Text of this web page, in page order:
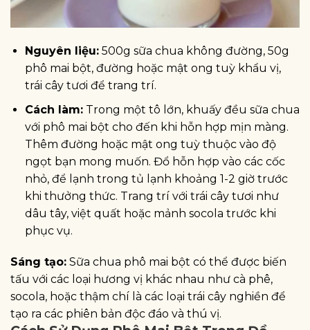
Nguyên liệu:500g sữa chua không đường, 50g
phô mai bột, đường hoặc mật ong tuỳ khẩu vị,
trái cây tươi để trang trí.
Cách làm:Trong một tô lớn, khuấy đều sữa chua
với phô mai bột cho đến khi hỗn hợp mịn màng.
Thêm đường hoặc mật ong tuỳ thuộc vào độ
ngọt bạn mong muốn. Đổ hỗn hợp vào các cốc
nhỏ, để lạnh trong tủ lạnh khoảng 1-2 giờ trước
khi thưởng thức. Trang trí với trái cây tươi như
dâu tây, việt quất hoặc mảnh socola trước khi
phục vụ.
Sáng tạo: Sữa chua phô mai bột có thể được biến
tấu với các loại hương vị khác nhau như cà phê,
socola, hoặc thậm chí là các loại trái cây nghiền để
tạo ra các phiên bản độc đáo và thú vị.